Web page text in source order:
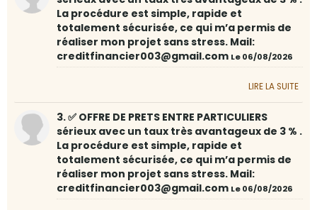
La procédure est simple, rapide et
totalement sécurisée, ce qui m’a permis de
réaliser mon projet sans stress. Mail:
creditfinancier003@gmail.com Le 06/08/2026
LIRE LA SUITE
3. ✅ OFFRE DE PRETS ENTRE PARTICULIERS
sérieux avec un taux très avantageux de 3 % .
La procédure est simple, rapide et
totalement sécurisée, ce qui m’a permis de
réaliser mon projet sans stress. Mail:
creditfinancier003@gmail.com Le 06/08/2026